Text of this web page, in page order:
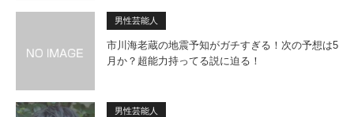
男性芸能人
市川海老蔵の地震予知がガチすぎる！次の予想は5
月か？超能力持ってる説に迫る！
男性芸能人